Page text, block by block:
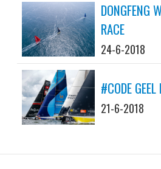
DONGFENG
RACE
24-6-2018
#CODE
21-6-2018